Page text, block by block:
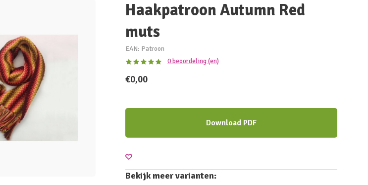
Haakpatroon Autumn Red
muts
EAN: Patroon
0 beoordeling (en)
€0,00
Download PDF
Bekijk meer varianten: